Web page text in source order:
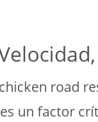
road
un factor